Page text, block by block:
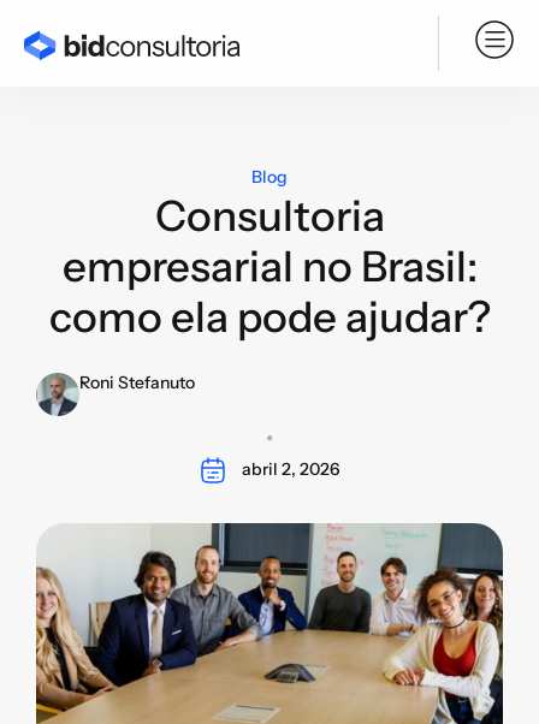
Blog
Consultoria
empresarial no Brasil:
como ela pode ajudar?
Roni Stefanuto
abril 2, 2026